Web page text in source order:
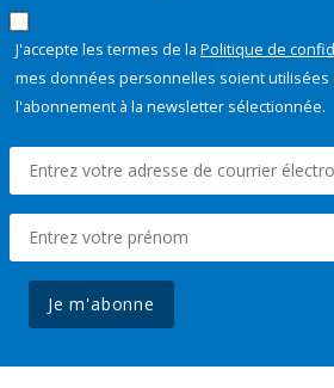
J'accepte les termes de la Politique de
mes données personnelles soient utilisées
l'abonnement à la newsletter sélectionnée.
Je m'abonne